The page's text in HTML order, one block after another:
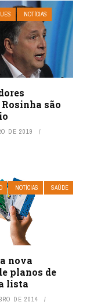
NOTÍCIAS
são
DE 2019
NOTÍCIAS
SAÚDE
nova
planos de
lista
DE 2014